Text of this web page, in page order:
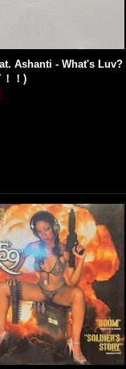
Ashanti - What's Luv?
！)